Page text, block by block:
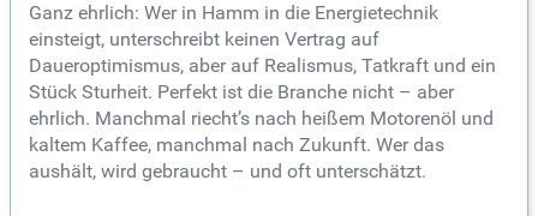
Ganz ehrlich: Wer in Hamm in die Energietechnik
einsteigt, unterschreibt keinen Vertrag auf
Daueroptimismus, aber auf Realismus, Tatkraft und ein
Stück Sturheit. Perfekt ist die Branche nicht – aber
ehrlich. Manchmal riecht’s nach heißem Motorenöl und
kaltem Kaffee, manchmal nach Zukunft. Wer das
aushält, wird gebraucht – und oft unterschätzt.